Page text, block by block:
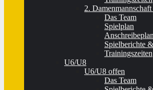
2.
Das Team
Spielplan
Anschreibeplan
Spielberichte
Trainingszeiten
U6/U8
U6/U8 offen
Das Team